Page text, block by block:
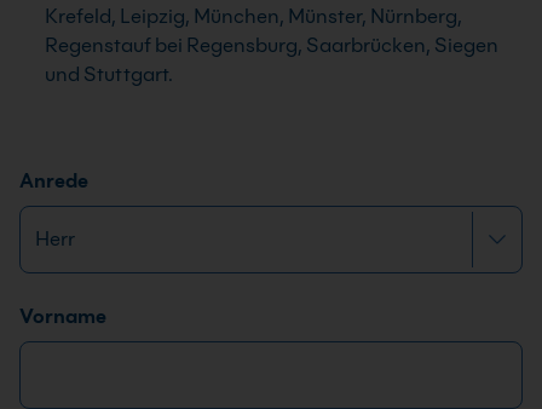
Krefeld, Leipzig, München, Münster, Nürnberg,
Regenstauf bei Regensburg, Saarbrücken, Siegen
und Stuttgart.
Anrede
Name*
Vorname